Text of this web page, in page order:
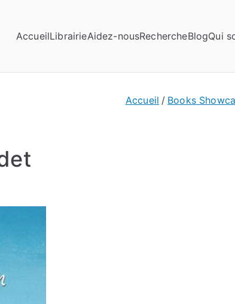
AccueilLibrairieAidez-nousRechercheBlogQui
Accueil Books